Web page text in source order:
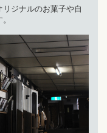
ジナルのお菓子や自